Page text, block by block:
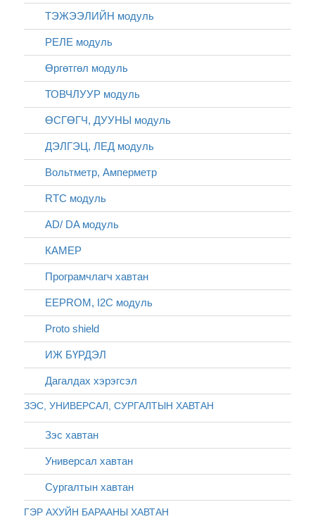
ТЭЖЭЭЛИЙН модуль
РЕЛЕ модуль
Өргөтгөл модуль
ТОВЧЛУУР модуль
ӨСГӨГЧ, ДУУНЫ модуль
ДЭЛГЭЦ, ЛЕД модуль
Вольтметр, Амперметр
RTC модуль
AD/ DA модуль
КАМЕР
Програмчлагч хавтан
EEPROM, I2C модуль
Proto shield
ИЖ БҮРДЭЛ
Дагалдах хэрэгсэл
ЗЭС, УНИВЕРСАЛ, СУРГАЛТЫН ХАВТАН
Зэс хавтан
Универсал хавтан
Сургалтын хавтан
ГЭР АХУЙН БАРААНЫ ХАВТАН